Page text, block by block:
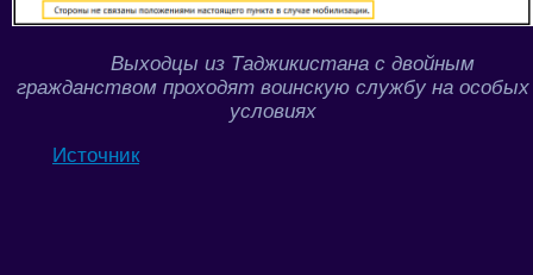
Выходцы из Таджикистана с двойным
гражданством проходят воинскую службу на особых
условиях
Источник